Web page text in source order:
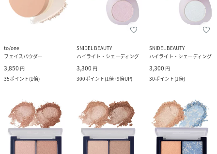
to/one
フェイスパウダー
3,850 円
35ポイント(1倍)
SNIDEL BEAUTY
ハイライト・シェーディング
3,300 円
300ポイント(1倍+9倍UP)
SNIDEL BEAUTY
ハイライト・シェーディング
3,300 円
30ポイント(1倍)